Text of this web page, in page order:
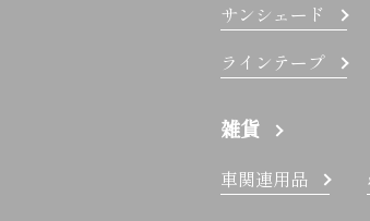
サンシェード
ラインテープ
雑貨
車関連用品